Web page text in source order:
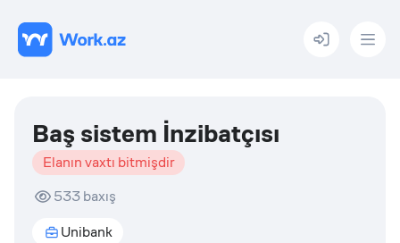
Menu
Baş sistem İnzibatçısı
Elanın vaxtı bitmişdir
533baxış
Unibank